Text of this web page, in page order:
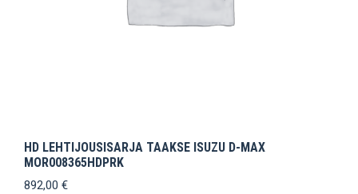
HD LEHTIJOUSISARJA TAAKSE ISUZU D-MAX
MOR008365HDPRK
892,00 €